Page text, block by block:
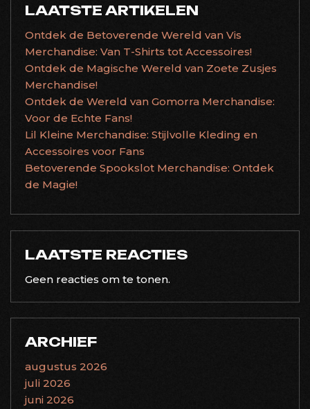
LAATSTE ARTIKELEN
Ontdek de Betoverende Wereld van Vis
Merchandise: Van T-Shirts tot Accessoires!
Ontdek de Magische Wereld van Zoete Zusjes
Merchandise!
Ontdek de Wereld van Gomorra Merchandise:
Voor de Echte Fans!
Lil Kleine Merchandise: Stijlvolle Kleding en
Accessoires voor Fans
Betoverende Spookslot Merchandise: Ontdek
de Magie!
LAATSTE REACTIES
Geen reacties om te tonen.
ARCHIEF
augustus 2026
juli 2026
juni 2026